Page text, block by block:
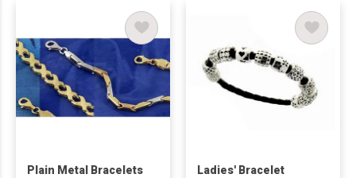
Plain Metal Bracelets Ladies' Bracelet